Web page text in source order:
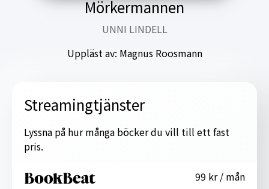
Mörkermannen
UNNI LINDELL
Uppläst av: Magnus Roosmann
Streamingtjänster
Lyssna på hur många böcker du vill till ett fast
pris.
99 kr / mån